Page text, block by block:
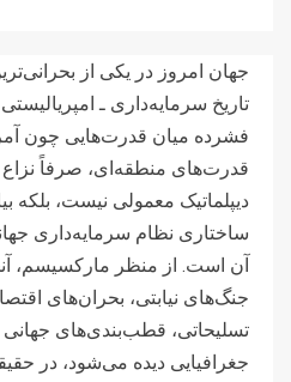
جهان امروز در یکی از
تاریخ سرمایه‌داری ـ
فشرده میان قدرت‌هایی چون
قدرت‌های منطقه‌ای، صرفاً نزاع
دیپلماتیک معمولی نیست، بلکه
ساختاری نظام سرمایه‌داری
آن است. از منظر مارکسیسم،
جنگ‌های نیابتی، بحران‌های
تسلیحاتی، قطب‌بندی‌های
جغرافیایی دیده می‌شود، در